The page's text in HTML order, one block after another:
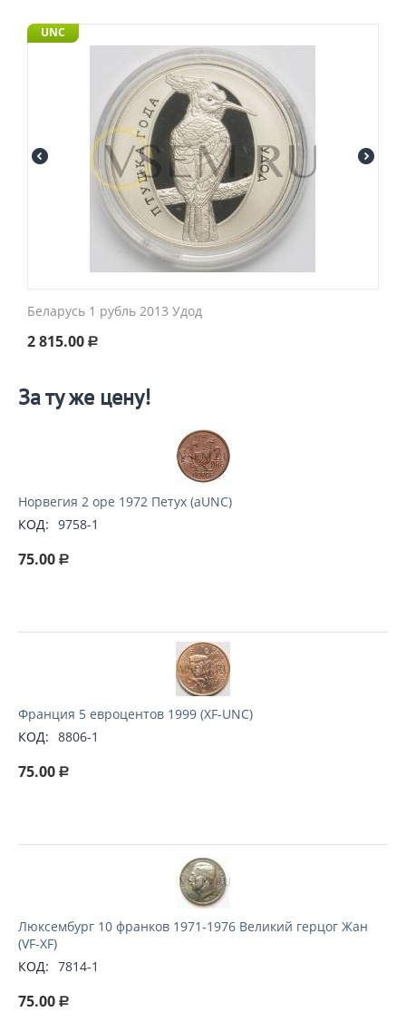
UNC
Беларусь 1 рубль 2013 Удод
2 815.00 Р
За ту же цену!
Норвегия 2 оре 1972 Петух (aUNC)
КОД: 9758-1
75.00 Р
Франция 5 евроцентов 1999 (XF-UNC)
КОД: 8806-1
75.00 Р
Люксембург 10 франков 1971-1976 Великий герцог Жан
(VF-XF)
КОД: 7814-1
75.00 Р